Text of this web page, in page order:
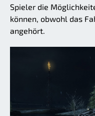
Spieler die
können, obwohl das
angehört.